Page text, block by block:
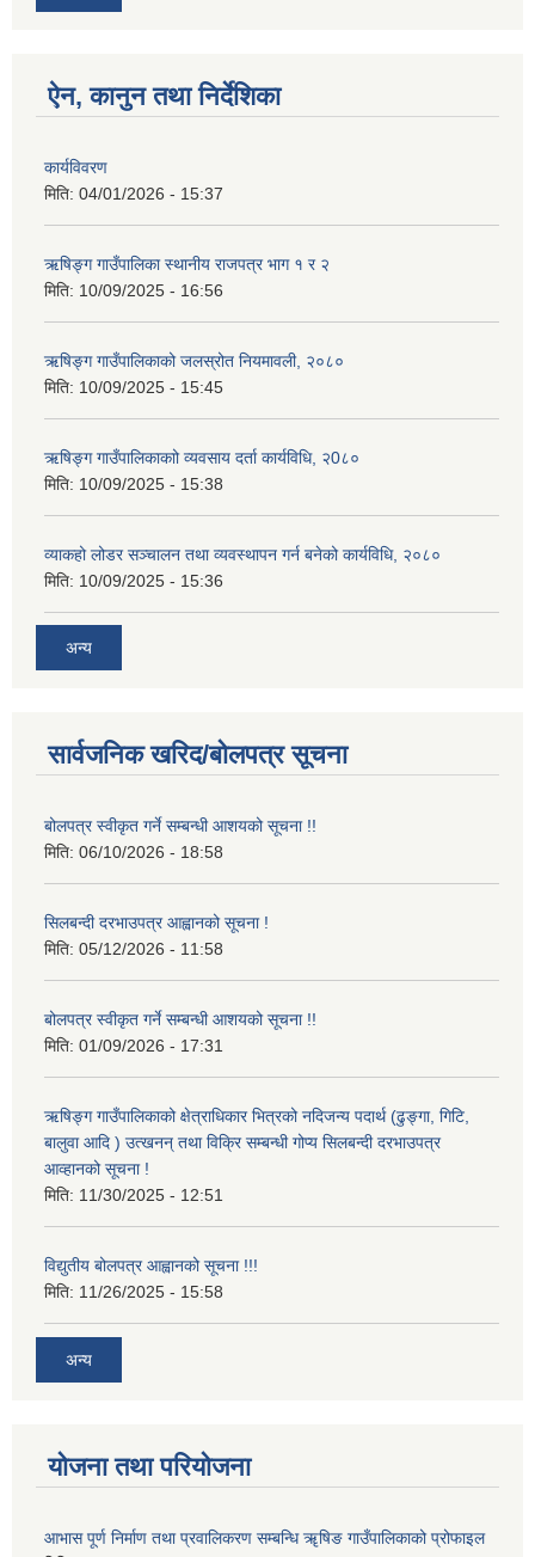
ऐन, कानुन तथा निर्देशिका
कार्यविवरण
मिति: 04/01/2026 - 15:37
ऋषिङ्ग गाउँपालिका स्थानीय राजपत्र भाग १ र २
मिति: 10/09/2025 - 16:56
ऋषिङ्ग गाउँपालिकाको जलस्रोत नियमावली, २०८०
मिति: 10/09/2025 - 15:45
ऋषिङ्ग गाउँपालिकाकाो व्यवसाय दर्ता कार्यविधि, २0८०
मिति: 10/09/2025 - 15:38
व्याकहो लोडर सञ्चालन तथा व्यवस्थापन गर्न बनेको कार्यविधि, २०८०
मिति: 10/09/2025 - 15:36
अन्य
सार्वजनिक खरिद/बोलपत्र सूचना
बोलपत्र स्वीकृत गर्ने सम्बन्धी आशयको सूचना !!
मिति: 06/10/2026 - 18:58
सिलबन्दी दरभाउपत्र आह्वानको सूचना !
मिति: 05/12/2026 - 11:58
बोलपत्र स्वीकृत गर्ने सम्बन्धी आशयको सूचना !!
मिति: 01/09/2026 - 17:31
ऋषिङ्ग गाउँपालिकाको क्षेत्राधिकार भित्रको नदिजन्य पदार्थ (ढुङ्गा, गिटि,
बालुवा आदि ) उत्खनन् तथा विक्रि सम्बन्धी गोप्य सिलबन्दी दरभाउपत्र
आव्हानको सूचना !
मिति: 11/30/2025 - 12:51
विद्युतीय बोलपत्र आह्वानको सूचना !!!
मिति: 11/26/2025 - 15:58
अन्य
योजना तथा परियोजना
आभास पूर्ण निर्माण तथा प्रवालिकरण सम्बन्धि ॠषिङ गाउँपालिकाको प्रोफाइल